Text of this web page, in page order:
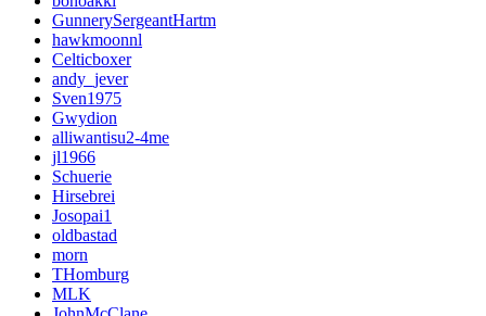
GunnerySergeantHartm
hawkmoonnl
Celticboxer
andy_jever
Sven1975
Gwydion
alliwantisu2-4me
jl1966
Schuerie
Hirsebrei
Josopai1
oldbastad
morn
THomburg
MLK